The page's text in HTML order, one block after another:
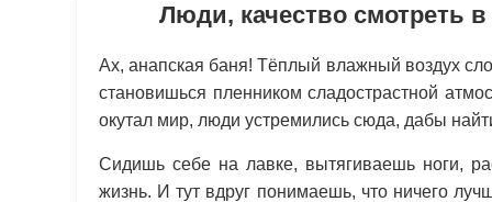
Люди, качество смотреть
Ах, анапская баня! Тёплый влажный воздух
становишься пленником сладострастной
окутал мир, люди устремились сюда, дабы
Сидишь себе на лавке, вытягиваешь ноги,
жизнь. И тут вдруг понимаешь, что ничего